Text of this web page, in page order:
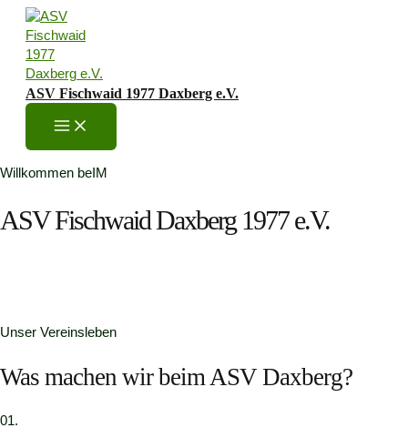
Zum
Inhalt
springen
ASV Fischwaid 1977 Daxberg e.V.
Main
Willkommen beIM
ASV Fischwaid Daxberg 1977 e.V.
Unser Vereinsleben
Was machen wir beim ASV Daxberg?
01.